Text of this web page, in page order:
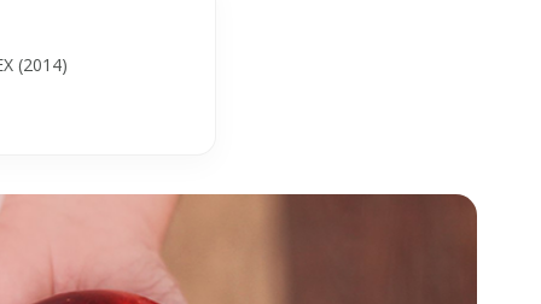
(2014)